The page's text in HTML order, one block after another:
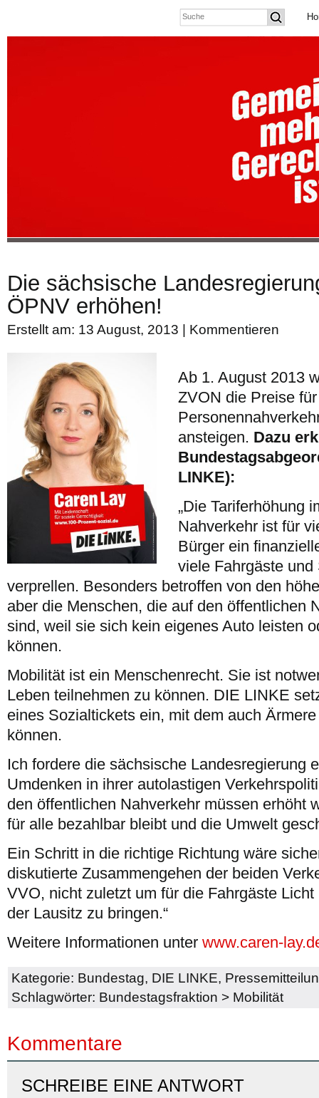
Die sächsische
ÖPNV erhöhen!
Erstellt am: 13 August, 2013 | Kommentieren
Ab 1. August 2013
ZVON die Preise
ansteigen. Dazu
LINKE):
„Die Tariferhöhung
Nahverkehr ist für
Bürger ein
viele Fahrgäste und
verprellen. Besonders betroffen von den
aber die Menschen, die auf den öffentlichen
sind, weil sie sich kein eigenes Auto leisten
können.
Mobilität ist ein Menschenrecht. Sie ist
Leben teilnehmen zu können. DIE LINKE
eines Sozialtickets ein, mit dem auch
können.
Ich fordere die sächsische Landesregierung
Umdenken in ihrer autolastigen
den öffentlichen Nahverkehr müssen erhöht
für alle bezahlbar bleibt und die Umwelt
Ein Schritt in die richtige Richtung wäre
diskutierte Zusammengehen der beiden
VVO, nicht zuletzt um für die Fahrgäste
der Lausitz zu bringen.“
Weitere Informationen unter www.caren-
Kategorie: Bundestag, DIE LINKE,
Schlagwörter: Bundestagsfraktion > Mobilität
Kommentare
SCHREIBE EINE ANTWORT